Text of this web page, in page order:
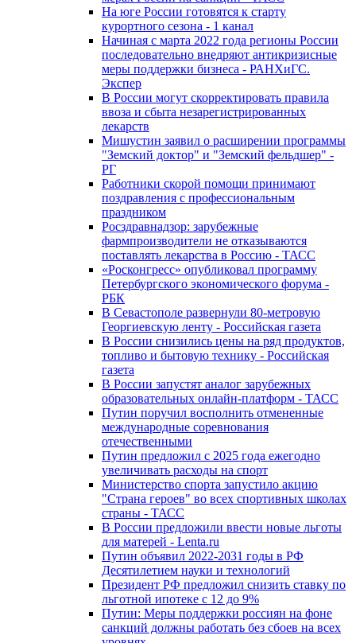
На юге России готовятся к старту
курортного сезона - 1 канал
Начиная с марта 2022 года регионы России
последовательно внедряют антикризисные
меры поддержки бизнеса - РАНХиГС.
Экспер
В России могут скорректировать правила
ввоза и сбыта незарегистрированных
лекарств
Мишустин заявил о расширении программы
"Земский доктор" и "Земский фельдшер" -
РГ
Работники скорой помощи принимают
поздравления с профессиональным
праздником
Росздравнадзор: зарубежные
фармпроизводители не отказываются
поставлять лекарства в Россию - ТАСС
«Росконгресс» опубликовал программу
Петербургского экономического форума -
РБК
В Севастополе развернули 80-метровую
Георгиевскую ленту - Российская газета
В России снизились цены на ряд продуктов,
топливо и бытовую технику - Российская
газета
В России запустят аналог зарубежных
образовательных онлайн-платформ - ТАСС
Путин поручил восполнить отмененные
международные соревнования
отечественными
Путин предложил с 2025 года ежегодно
увеличивать расходы на спорт
Министерство спорта запустило акцию
"Страна героев" во всех спортивных школах
страны - ТАСС
В России предложили ввести новые льготы
для матерей - Lenta.ru
Путин объявил 2022-2031 годы в РФ
Десятилетием науки и технологий
Президент РФ предложил снизить ставку по
льготной ипотеке с 12 до 9%
Путин: Меры поддержки россиян на фоне
санкций должны работать без сбоев на всех